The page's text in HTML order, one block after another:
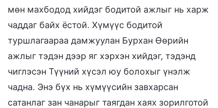
мөн махбодод хийдэг бодитой ажлыг нь харж
чаддаг байх ёстой. Хүмүүс бодитой
туршлагаараа дамжуулан Бурхан Өөрийн
ажлыг тэдэн дээр яг хэрхэн хийдэг, тэдэнд
чиглэсэн Түүний хүсэл юу болохыг үнэлж
чадна. Энэ бүх нь хүмүүсийн завхарсан
сатанлаг зан чанарыг таягдан хаях зорилготой